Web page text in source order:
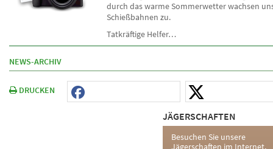
durch das warme Sommerwetter wachsen
Schießbahnen zu.
Tatkräftige Helfer…
NEWS-ARCHIV
DRUCKEN
JÄGERSCHAFTEN
Besuchen Sie unsere
Jägerschaften im Internet.